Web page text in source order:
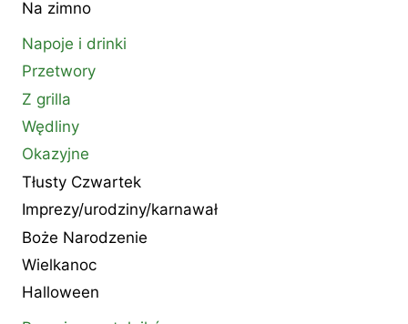
Na zimno
Napoje i drinki
Przetwory
Z grilla
Wędliny
Okazyjne
Tłusty Czwartek
Imprezy/urodziny/karnawał
Boże Narodzenie
Wielkanoc
Halloween